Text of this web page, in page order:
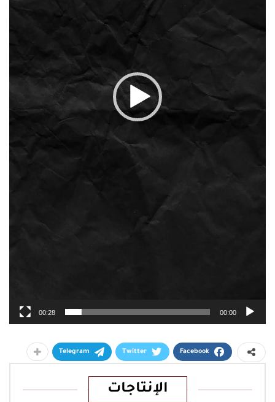
00:00
00:28
Facebook
Twitter
Telegram
الإنتاجات